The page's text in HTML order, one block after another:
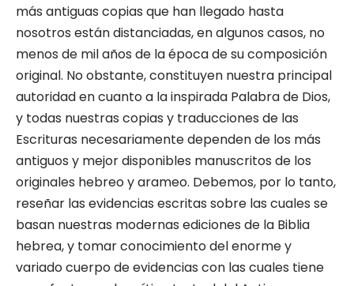
más antiguas copias que han llegado hasta
nosotros están distanciadas, en algunos casos, no
menos de mil años de la época de su composición
original. No obstante, constituyen nuestra principal
autoridad en cuanto a la inspirada Palabra de Dios,
y todas nuestras copias y traducciones de las
Escrituras necesariamente dependen de los más
antiguos y mejor disponibles manuscritos de los
originales hebreo y arameo. Debemos, por lo tanto,
reseñar las evidencias escritas sobre las cuales se
basan nuestras modernas ediciones de la Biblia
hebrea, y tomar conocimiento del enorme y
variado cuerpo de evidencias con las cuales tiene